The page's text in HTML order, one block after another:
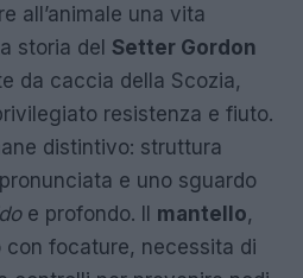
all’animale una vita
storia del Setter Gordon
da caccia della Scozia,
resistenza e fiuto.
distintivo: struttura
e uno sguardo
e profondo. Il mantello,
focature, necessita di